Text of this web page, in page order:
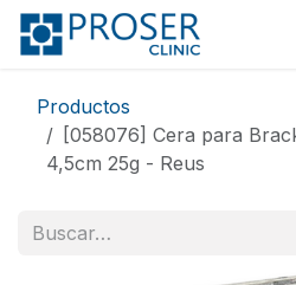
Ir al contenido
Productos
[058076] Cera para
4,5cm 25g - Reus